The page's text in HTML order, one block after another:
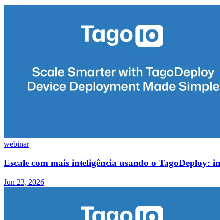
webinar
Escale com mais inteligência usando o TagoDeploy:
Jun 23, 2026